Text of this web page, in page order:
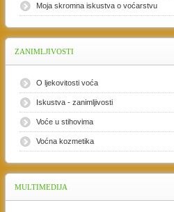
Moja skromna iskustva o voćarstvu
ZANIMLJIVOSTI
O ljekovitosti voća
Iskustva - zanimljivosti
Voće u stihovima
Voćna kozmetika
MULTIMEDIJA